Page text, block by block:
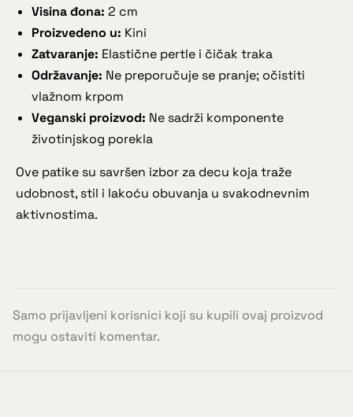
Visina đona: 2 cm
Proizvedeno u: Kini
Zatvaranje: Elastične pertle i čičak traka
Održavanje: Ne preporučuje se pranje; očistiti
vlažnom krpom
Veganski proizvod: Ne sadrži komponente
životinjskog porekla
Ove patike su savršen izbor za decu koja traže
udobnost, stil i lakoću obuvanja u svakodnevnim
aktivnostima.
Samo prijavljeni korisnici koji su kupili ovaj proizvod
mogu ostaviti komentar.